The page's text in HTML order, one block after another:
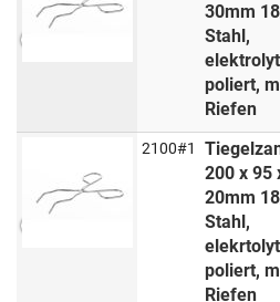
30mm
Stahl,
poliert,
Riefen
2100#1
200 x 95
20mm
Stahl,
poliert,
Riefen